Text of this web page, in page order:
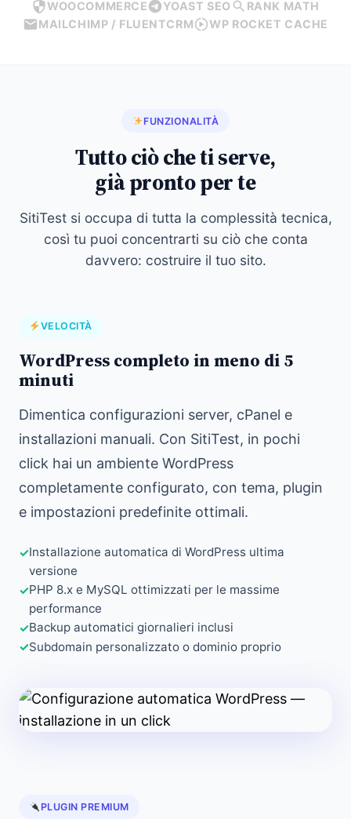
WOOCOMMERCE
YOAST SEO
RANK MATH
MAILCHIMP / FLUENTCRM
WP ROCKET CACHE
FUNZIONALITÀ
Tutto ciò che ti serve,
già pronto per te
SitiTest si occupa di tutta la complessità tecnica,
così tu puoi concentrarti su ciò che conta
davvero: costruire il tuo sito.
VELOCITÀ
WordPress completo in meno di 5
minuti
Dimentica configurazioni server, cPanel e
installazioni manuali. Con SitiTest, in pochi
click hai un ambiente WordPress
completamente configurato, con tema, plugin
e impostazioni predefinite ottimali.
Installazione automatica di WordPress ultima
versione
PHP 8.x e MySQL ottimizzati per le massime
performance
Backup automatici giornalieri inclusi
Subdomain personalizzato o dominio proprio
PLUGIN PREMIUM